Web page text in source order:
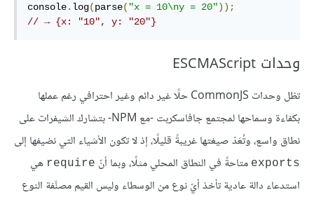
console. log(parse( "x = 10\ny = 20"));
// → {x: "10", y: "20"}
وحدات ESCMAScript
تظل وحدات CommonJS حلًا غير دائم وغير احترافي رغم عملها
بكفاءة وسماحها لمجتمع جافاسكربت -مع NPM- بتشارك الشيفرات على
نطاق واسع، وتُعَدّ صيغتها غريبةً قليلًا، إذ لا تكون الأشياء التي نضيفها إلى
exports متاحةً في النطاق المحلي مثلًا، وبما أنّ require هي
استدعاء دالة عادية تأخذ أيّ نوع من الوسطاء وليس القيم مصنَّفة النوع